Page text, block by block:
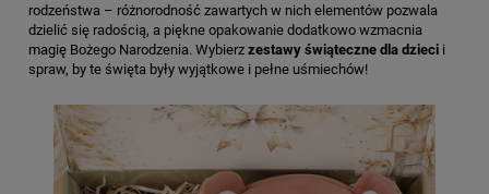
rodzeństwa – różnorodność zawartych w nich elementów pozwala
dzielić się radością, a piękne opakowanie dodatkowo wzmacnia
magię Bożego Narodzenia. Wybierz zestawy świąteczne dla dzieci i
spraw, by te święta były wyjątkowe i pełne uśmiechów!